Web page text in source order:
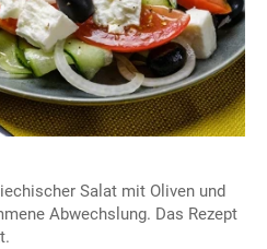
Salat mit Oliven und
Abwechslung. Das Rezept